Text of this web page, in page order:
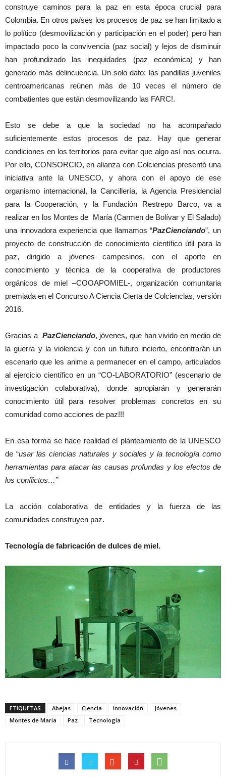
construye caminos para la paz en esta época crucial para
Colombia. En otros países los procesos de paz se han limitado a
lo político (desmovilización y participación en el poder) pero han
impactado poco la convivencia (paz social) y lejos de disminuir
han profundizado las inequidades (paz económica) y han
generado más delincuencia. Un solo dato: las pandillas juveniles
centroamericanas reúnen más de 10 veces el número de
combatientes que están desmovilizando las FARC!.
Esto se debe a que la sociedad no ha acompañado
suficientemente estos procesos de paz. Hay que generar
condiciones en los territorios para evitar que algo así nos ocurra.
Por ello, CONSORCIO, en alianza con Colciencias presentó una
iniciativa ante la UNESCO, y ahora con el apoyo de ese
organismo internacional, la Cancillería, la Agencia Presidencial
para la Cooperación, y la Fundación Restrepo Barco, va a
realizar en los Montes de María (Carmen de Bolívar y El Salado)
una innovadora experiencia que llamamos “PazCienciando”, un
proyecto de construcción de conocimiento científico útil para la
paz, dirigido a jóvenes campesinos, con el aporte en
conocimiento y técnica de la cooperativa de productores
orgánicos de miel –COOAPOMIEL-, organización comunitaria
premiada en el Concurso A Ciencia Cierta de Colciencias, versión
2016.
Gracias a PazCienciando, jóvenes, que han vivido en medio de
la guerra y la violencia y con un futuro incierto, encontrarán un
escenario que les anime a permanecer en el campo, articulados
al ejercicio científico en un “CO-LABORATORIO” (escenario de
investigación colaborativa), donde apropiarán y generarán
conocimiento útil para resolver problemas concretos en su
comunidad como acciones de paz!!!
En esa forma se hace realidad el planteamiento de la UNESCO
de “usar las ciencias naturales y sociales y la tecnología como
herramientas para atacar las causas profundas y los efectos de
los conflictos…”
La acción colaborativa de entidades y la fuerza de las
comunidades construyen paz.
Tecnología de fabricación de dulces de miel.
ETIQUETAS Abejas Ciencia Innovación
Jóvenes
Montes de Maria
Paz Tecnología